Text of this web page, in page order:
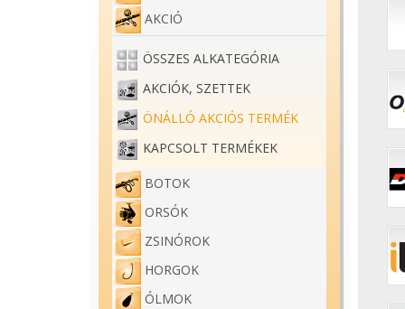
AKCIÓ
ÖSSZES ALKATEGÓRIA
AKCIÓK, SZETTEK
ÖNÁLLÓ AKCIÓS TERMÉK
KAPCSOLT TERMÉKEK
BOTOK
ORSÓK
ZSINÓROK
HORGOK
ÓLMOK